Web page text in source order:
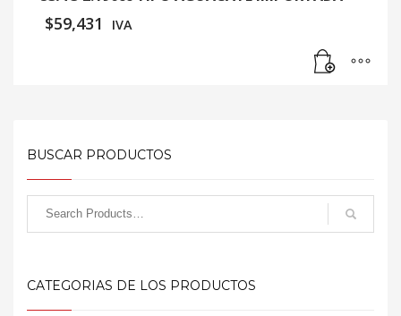
$59,431 IVA
BUSCAR PRODUCTOS
CATEGORIAS DE LOS PRODUCTOS